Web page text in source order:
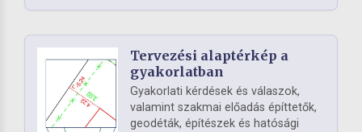
Tervezési alaptérkép a
gyakorlatban
Gyakorlati kérdések és válaszok,
valamint szakmai előadás építtetők,
geodéták, építészek és hatósági